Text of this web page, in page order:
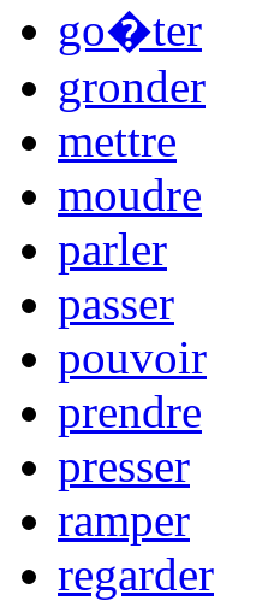
go�ter
gronder
mettre
moudre
parler
passer
pouvoir
prendre
presser
ramper
regarder